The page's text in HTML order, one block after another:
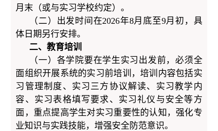
月末（或与实习学校约定）。
（二）出发时间在2026年8月底至9月初，具
体日期另行安排。
二、教育培训
（一）各学院要在学生实习出发前，必须全
面组织开展系统的实习前培训，培训内容包括实
习管理制度、实习三方协议解读、实习教学内
容、实习表格填写要求、实习礼仪与安全等方
面，重点提高学生对实习重要性的认知，强化专
业知识与实践技能，增强安全防范意识。